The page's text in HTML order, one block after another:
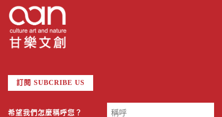
訂閱 SUBCRIBE US
希望我們怎麼稱呼您？